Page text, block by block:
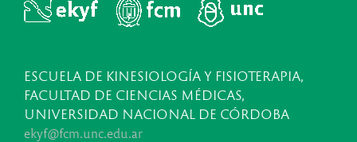
ESCUELA DE KINESIOLOGÍA Y FISIOTERAPIA,
FACULTAD DE CIENCIAS MÉDICAS,
UNIVERSIDAD NACIONAL DE CÓRDOBA
ekyf@fcm.unc.edu.ar